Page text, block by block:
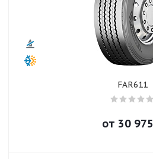
FAR611
от 30 975